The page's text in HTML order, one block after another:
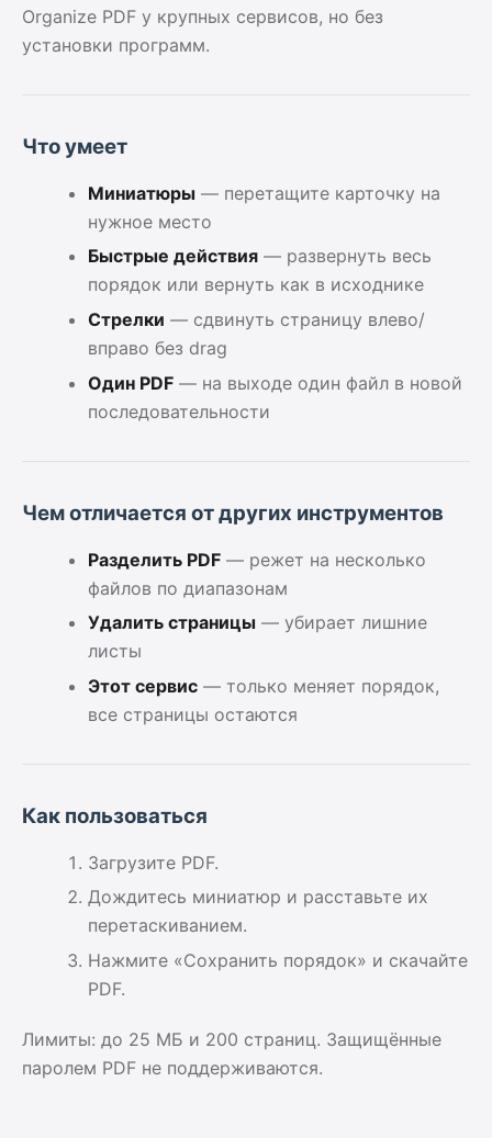
Organize PDF у крупных сервисов, но без
установки программ.
Что умеет
Миниатюры — перетащите карточку на
нужное место
Быстрые действия — развернуть весь
порядок или вернуть как в исходнике
Стрелки — сдвинуть страницу влево/
вправо без drag
Один PDF — на выходе один файл в новой
последовательности
Чем отличается от других инструментов
Разделить PDF — режет на несколько
файлов по диапазонам
Удалить страницы — убирает лишние
листы
Этот сервис — только меняет порядок,
все страницы остаются
Как пользоваться
Загрузите PDF.
Дождитесь миниатюр и расставьте их
перетаскиванием.
Нажмите «Сохранить порядок» и скачайте
PDF.
Лимиты: до 25 МБ и 200 страниц. Защищённые
паролем PDF не поддерживаются.